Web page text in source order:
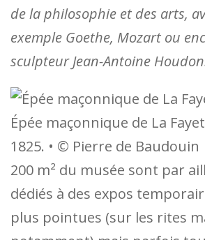
de la philosophie et des arts,
exemple Goethe, Mozart ou
sculpteur Jean-Antoine
Épée maçonnique de La
1825. • © Pierre de Baudouin
200 m² du musée sont par
dédiés à des expos
plus pointues (sur les rites